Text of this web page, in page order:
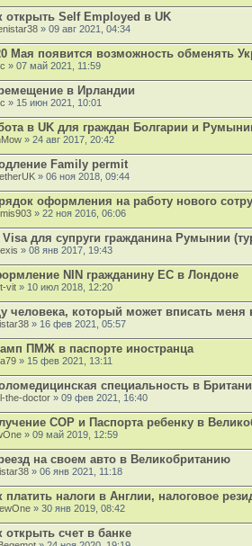
открыть Self Employed в UK
» 09 авг 2021, 04:34
Мая появится возможность обменять
» 07 май 2021, 11:59
в Ирландии
» 15 июн 2021, 10:01
в UK для граждан Болгарии и
» 24 авг 2017, 20:42
Family permit
» 06 ноя 2018, 09:44
оформления на работу нового
» 22 ноя 2016, 06:06
Visa для супруги гражданина Румынии
» 08 янв 2017, 19:43
NIN гражданину ЕС в Лондоне
vit » 10 июл 2018, 12:20
человека, который может вписать меня
» 16 фев 2021, 05:57
ПМЖ в паспорте иностранца
» 15 фев 2021, 13:11
специальность в
the-doctor » 09 фев 2021, 16:40
СОР и Паспорта ребенку в
» 09 май 2019, 12:59
на своем авто в Великобританию
» 06 янв 2021, 11:18
платить налоги в Англии, налоговое
» 30 янв 2019, 08:42
открыть счет в банке